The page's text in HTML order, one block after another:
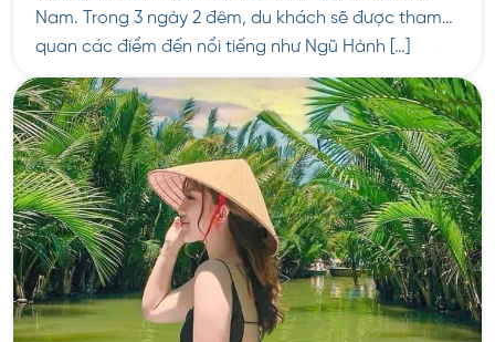
Nam. Trong 3 ngày 2 đêm, du khách sẽ được tham
quan các điểm đến nổi tiếng như Ngũ Hành […]